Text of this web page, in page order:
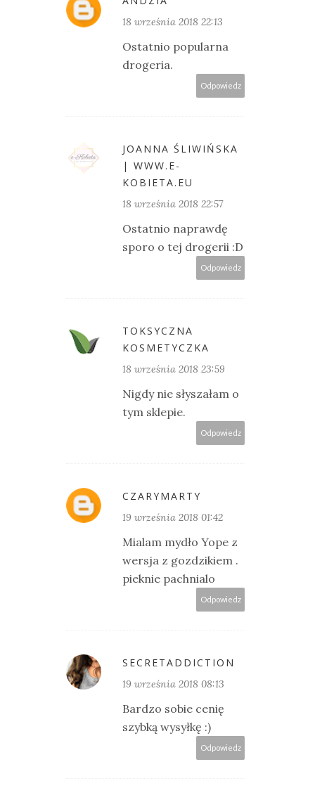
18 września 2018 22:13
Ostatnio popularna
drogeria.
Odpowiedz
JOANNA ŚLIWIŃSKA
| WWW.E-
KOBIETA.EU
18 września 2018 22:57
Ostatnio naprawdę
sporo o tej drogerii :D
Odpowiedz
TOKSYCZNA
KOSMETYCZKA
18 września 2018 23:59
Nigdy nie słyszałam o
tym sklepie.
Odpowiedz
CZARYMARTY
19 września 2018 01:42
Mialam mydło Yope z
wersja z gozdzikiem .
pieknie pachnialo
Odpowiedz
SECRETADDICTION
19 września 2018 08:13
Bardzo sobie cenię
szybką wysyłkę :)
Odpowiedz